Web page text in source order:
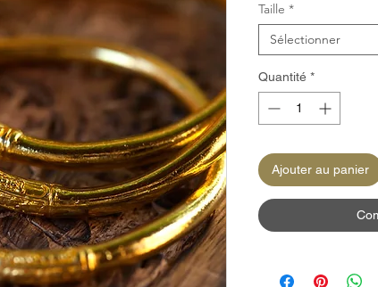
Taille *
Sélectionner
Quantité *
Ajouter au panier